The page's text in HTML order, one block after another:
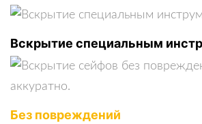
Вскрытие специальным
Без повреждений